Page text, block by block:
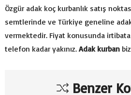
Özgür adak koç kurbanlık satış
semtlerinde ve Türkiye geneline
vermektedir. Fiyat konusunda
telefon kadar yakınız. Adak kurban
Benzer